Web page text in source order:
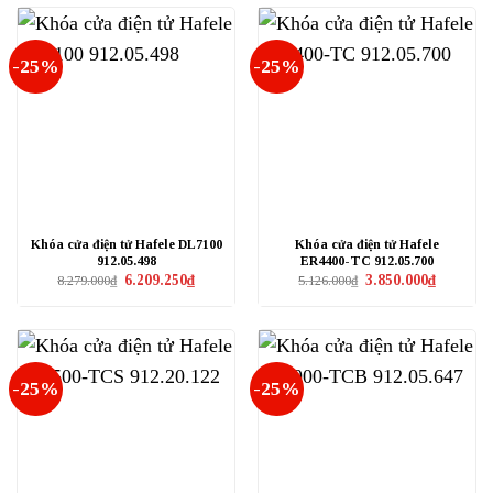
-25%
Khóa cửa điện tử Hafele DL7100
912.05.498
8.279.000₫ Giá
6.209.250₫Giá
hiện
-25%
Khóa cửa điện tử Hafele
ER4400-TC 912.05.700
5.126.000₫ Giá
3.850.000₫Giá
hiện
-25% -25%